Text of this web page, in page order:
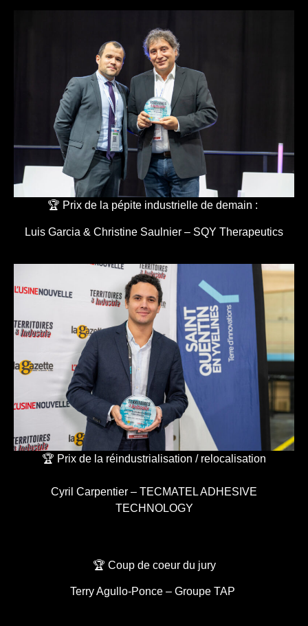
🏆 Prix de la pépite industrielle de demain :
Luis Garcia & Christine Saulnier – SQY Therapeutics
🏆 Prix de la réindustrialisation / relocalisation
Cyril Carpentier – TECMATEL ADHESIVE
TECHNOLOGY
🏆 Coup de coeur du jury
Terry Agullo-Ponce – Groupe TAP